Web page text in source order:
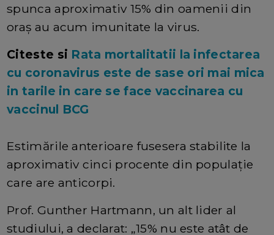
spunca aproximativ 15% din oamenii din
oraș au acum imunitate la virus.
Citeste si Rata mortalitatii la infectarea
cu coronavirus este de sase ori mai mica
in tarile in care se face vaccinarea cu
vaccinul BCG
Estimările anterioare fusesera stabilite la
aproximativ cinci procente din populație
care are anticorpi.
Prof. Gunther Hartmann, un alt lider al
studiului, a declarat: „15% nu este atât de